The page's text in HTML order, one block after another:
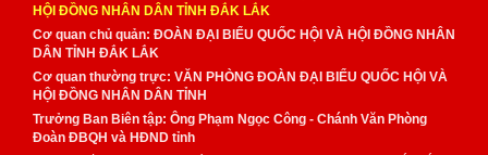
HỘI ĐỒNG NHÂN DÂN TỈNH ĐẮK LẮK
Cơ quan chủ quản: ĐOÀN ĐẠI BIỂU QUỐC HỘI VÀ HỘI ĐỒNG NHÂN
DÂN TỈNH ĐẮK LẮK
Cơ quan thường trực: VĂN PHÒNG ĐOÀN ĐẠI BIỂU QUỐC HỘI VÀ
HỘI ĐỒNG NHÂN DÂN TỈNH
Trưởng Ban Biên tập: Ông Phạm Ngọc Công - Chánh Văn Phòng
Đoàn ĐBQH và HĐND tỉnh